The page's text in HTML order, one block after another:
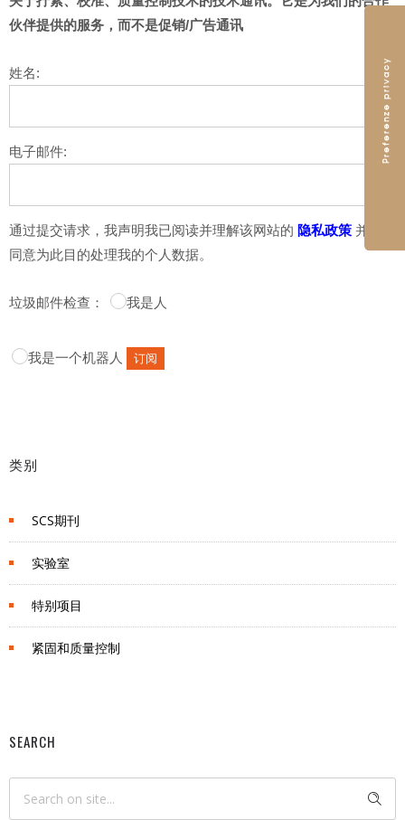
伙伴提供的服务，而不是促销/广告通讯
姓名:
电子邮件:
通过提交请求，我声明我已阅读并理解该网站的 隐私政策 并且我
同意为此目的处理我的个人数据。
垃圾邮件检查： 我是人
我是一个机器人
类别
SCS期刊
实验室
特别项目
紧固和质量控制
SEARCH